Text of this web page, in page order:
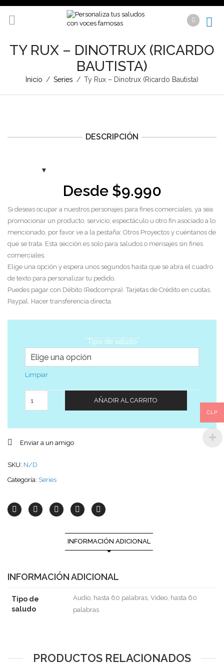
TY RUX – DINOTRUX (RICARDO
BAUTISTA)
Inicio / Series / Ty Rux – Dinotrux (Ricardo Bautista)
DESCRIPCIÓN
Desde $9.990
Si deseas ocupar a nuestros personajes para fines comerciales, ya sea
promocionar un producto, servicio, espectáculo u otro fin asociado a lo
mencionado, por favor ve a la pestaña: Otros Proyectos y cuéntanos de
que se trata. Esta sección es solo para saludos o mensajes sin fines
comerciales.
Elige una opción y espera unos segundos hasta que se abra el cuadro
de texto para personalizar tu pedido.
Puedes pagar con Débito (Redcompra). Tarjetas de Crédito en cuotas.
Paypal. Hacer transferencia directa.
Tipo de saludo
Limpiar
AÑADIR AL CARRITO
Enviar a un amigo
SKU: N/D
Categoría: Series
INFORMACIÓN ADICIONAL
INFORMACIÓN ADICIONAL
Tipo de
saludo
Audio, hasta 60 palabras, Video, hasta 60
palabras
PRODUCTOS RELACIONADOS
CLP